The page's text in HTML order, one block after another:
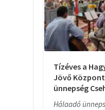
Tízéves a
Jövő
ünnepség
Hálaadó